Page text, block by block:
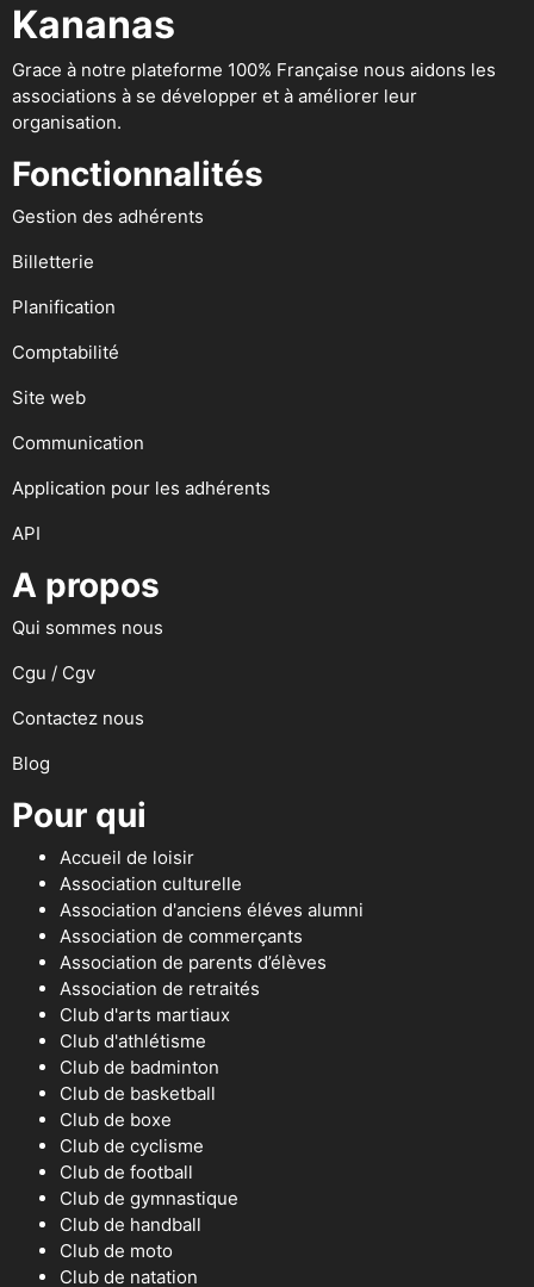
Kananas
Grace à notre plateforme 100% Française nous aidons les
associations à se développer et à améliorer leur
organisation.
Fonctionnalités
Gestion des adhérents
Billetterie
Planification
Comptabilité
Site web
Communication
Application pour les adhérents
API
A propos
Qui sommes nous
Cgu / Cgv
Contactez nous
Blog
Pour qui
Accueil de loisir
Association culturelle
Association d'anciens éléves alumni
Association de commerçants
Association de parents d’élèves
Association de retraités
Club d'arts martiaux
Club d'athlétisme
Club de badminton
Club de basketball
Club de boxe
Club de cyclisme
Club de football
Club de gymnastique
Club de handball
Club de moto
Club de natation